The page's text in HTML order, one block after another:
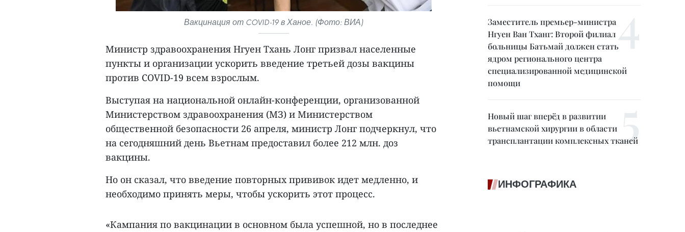
Вакцинация от COVID-19 в Ханое. (Фото: ВИА)
Министр здравоохранения Нгуен Тхань Лонг призвал населенные
пункты и организации ускорить введение третьей дозы вакцины
против COVID-19 всем взрослым.
Выступая на национальной онлайн-конференции, организованной
Министерством здравоохранения (МЗ) и Министерством
общественной безопасности 26 апреля, министр Лонг подчеркнул, что
на сегодняшний день Вьетнам предоставил более 212 млн. доз
вакцины.
Но он сказал, что введение повторных прививок идет медленно, и
необходимо принять меры, чтобы ускорить этот процесс.
«Кампания по вакцинации в основном была успешной, но в последнее
Заместитель премьер-министра
Нгуен Ван Тханг: Второй филиал
больницы Батьмай должен стать
ядром регионального центра
специализированной медицинской
помощи
Новый шаг вперёд в развитии
вьетнамской хирургии в области
трансплантации комплексных тканей
ИНФОГРАФИКА